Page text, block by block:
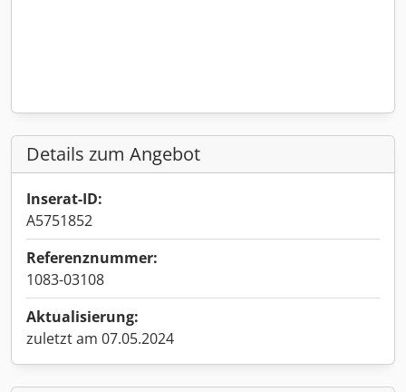
Details zum Angebot
Inserat-ID:
A5751852
Referenznummer:
1083-03108
Aktualisierung:
zuletzt am 07.05.2024